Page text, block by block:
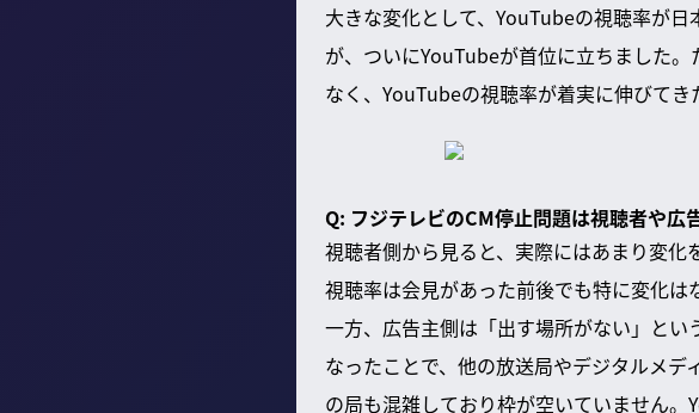
大きな変化として、YouTubeの視聴率が
が、ついにYouTubeが首位に立ちました
なく、YouTubeの視聴率が着実に伸びてき
Q: フジテレビのCM停止問題は視聴者や広
視聴者側から見ると、実際にはあまり変化
視聴率は会見があった前後でも特に変化は
一方、広告主側は「出す場所がない」と
なったことで、他の放送局やデジタルメ
の局も混雑しており枠が空いていません。